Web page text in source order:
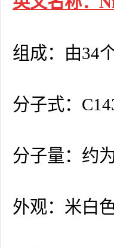
组成：由34
分子式：
分子量：约
外观：米白